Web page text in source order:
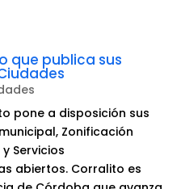
que publica sus
pone a disposición sus
Zonificación
Servicios
abiertos. Corralito es